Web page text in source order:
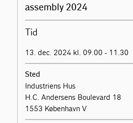
assembly 2024
Tid
13. dec. 2024 kl. 09.00 - 11.30
Sted
Industriens Hus
H.C. Andersens Boulevard 18
1553 København V